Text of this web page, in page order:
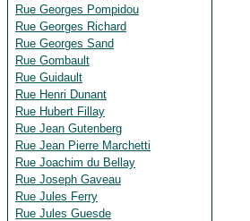
Rue Georges Pompidou
Rue Georges Richard
Rue Georges Sand
Rue Gombault
Rue Guidault
Rue Henri Dunant
Rue Hubert Fillay
Rue Jean Gutenberg
Rue Jean Pierre Marchetti
Rue Joachim du Bellay
Rue Joseph Gaveau
Rue Jules Ferry
Rue Jules Guesde